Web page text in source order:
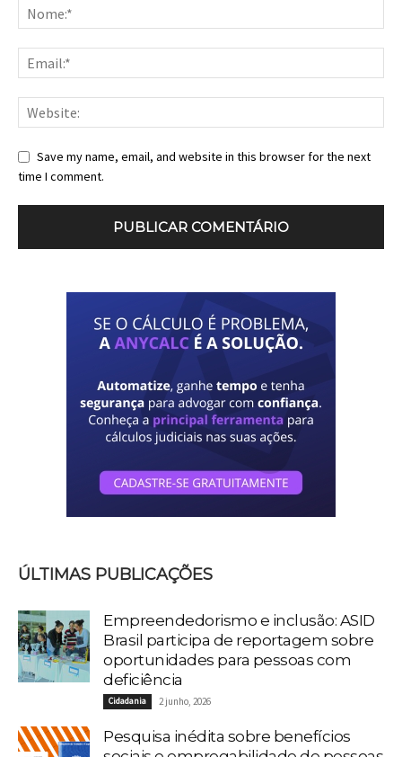
Save my name, email, and website in this browser for the next
time I comment.
ÚLTIMAS PUBLICAÇÕES
Empreendedorismo e inclusão: ASID
Brasil participa de reportagem sobre
oportunidades para pessoas com
deficiência
Cidadania 2 junho, 2026
Pesquisa inédita sobre benefícios